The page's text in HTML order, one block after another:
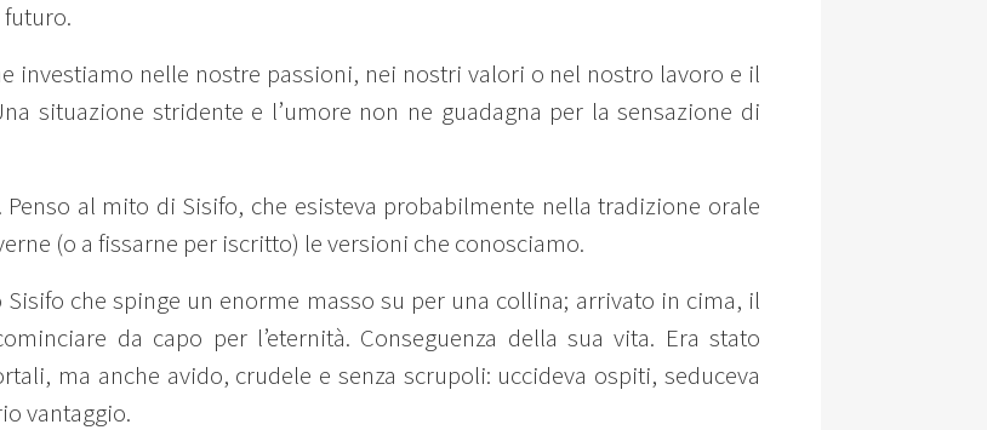
investiamo nelle nostre passioni, nei nostri valori o nel nostro lavoro e il
situazione stridente e l’umore non ne guadagna per la sensazione di
al mito di Sisifo, che esisteva probabilmente nella tradizione orale
(o a fissarne per iscritto) le versioni che conosciamo.
Sisifo che spinge un enorme masso su per una collina; arrivato in cima, il
da capo per l’eternità. Conseguenza della sua vita. Era stato
ma anche avido, crudele e senza scrupoli: uccideva ospiti, seduceva
vantaggio.